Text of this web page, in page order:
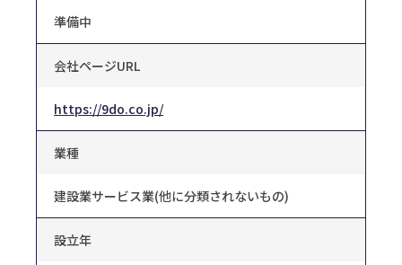
準備中
会社ページURL
https://9do.co.jp/
業種
建設業サービス業(他に分類されないもの)
設立年